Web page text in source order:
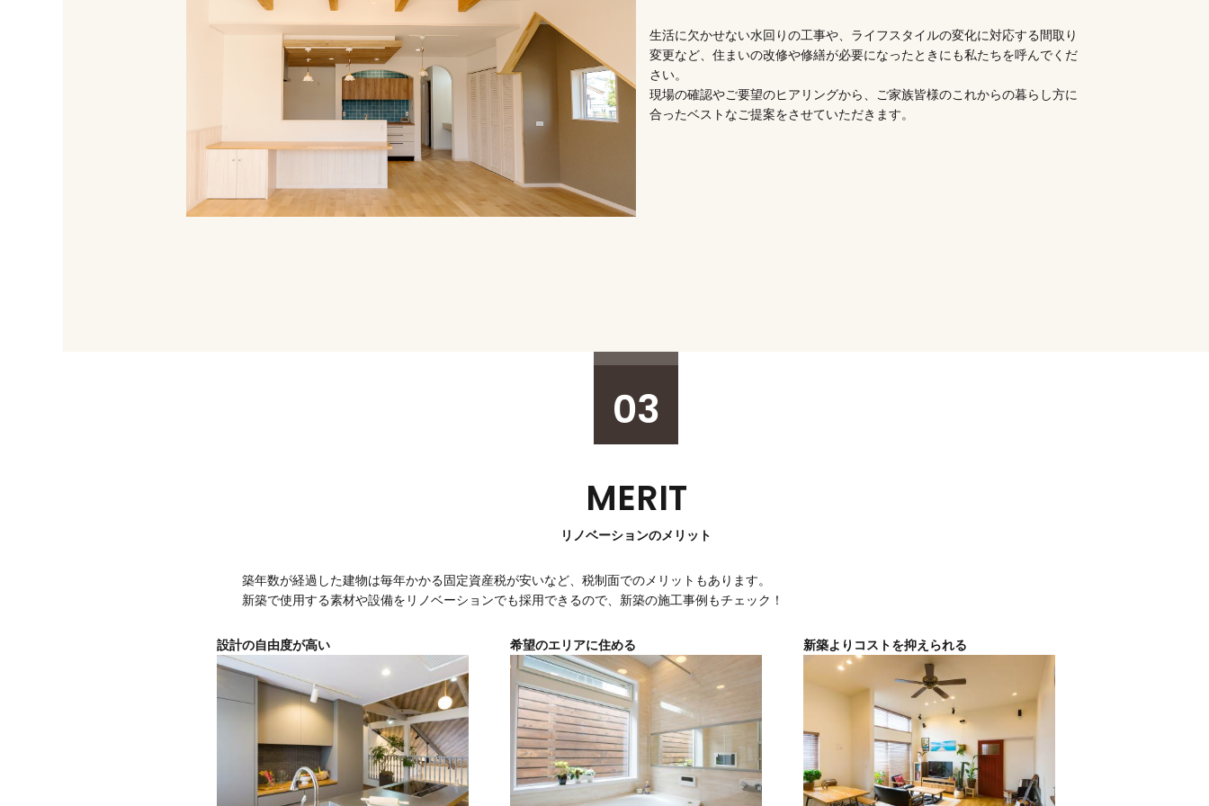
生活に欠かせない水回りの工事や、ライフスタイルの変化に対応する間取り
変更など、住まいの改修や修繕が必要になったときにも私たちを呼んでくだ
さい。
現場の確認やご要望のヒアリングから、ご家族皆様のこれからの暮らし方に
合ったベストなご提案をさせていただきます。
03
MERIT
リノベーションのメリット
築年数が経過した建物は毎年かかる固定資産税が安いなど、税制面でのメリットもあります。
新築で使用する素材や設備をリノベーションでも採用できるので、新築の施工事例もチェック！
設計の自由度が高い 希望のエリアに住める 新築よりコストを抑えられる